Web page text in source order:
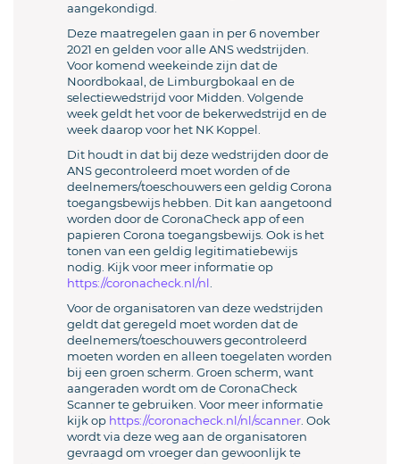
aangekondigd.
Deze maatregelen gaan in per 6 november
2021 en gelden voor alle ANS wedstrijden.
Voor komend weekeinde zijn dat de
Noordbokaal, de Limburgbokaal en de
selectiewedstrijd voor Midden. Volgende
week geldt het voor de bekerwedstrijd en de
week daarop voor het NK Koppel.
Dit houdt in dat bij deze wedstrijden door de
ANS gecontroleerd moet worden of de
deelnemers/toeschouwers een geldig Corona
toegangsbewijs hebben. Dit kan aangetoond
worden door de CoronaCheck app of een
papieren Corona toegangsbewijs. Ook is het
tonen van een geldig legitimatiebewijs
nodig. Kijk voor meer informatie op
https://coronacheck.nl/nl
Voor de organisatoren van deze wedstrijden
geldt dat geregeld moet worden dat de
deelnemers/toeschouwers gecontroleerd
moeten worden en alleen toegelaten worden
bij een groen scherm. Groen scherm, want
aangeraden wordt om de CoronaCheck
Scanner te gebruiken. Voor meer informatie
kijk op https://coronacheck.nl/nl/scanner . Ook
wordt via deze weg aan de organisatoren
gevraagd om vroeger dan gewoonlijk te